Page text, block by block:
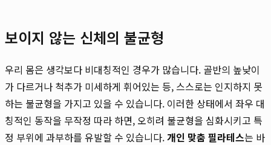
보이지 않는 신체의 불균형
우리 몸은 생각보다 비대칭적인 경우가 많습니다. 골반의 높낮이
가 다르거나 척추가 미세하게 휘어있는 등, 스스로는 인지하지 못
하는 불균형을 가지고 있을 수 있습니다. 이러한 상태에서 좌우 대
칭적인 동작을 무작정 따라 하면, 오히려 불균형을 심화시키고 특
정 부위에 과부하를 유발할 수 있습니다.개인 맞춤 필라테스는 바